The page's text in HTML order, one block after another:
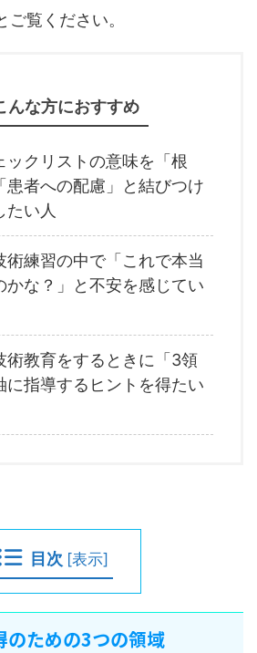
覧ください。
んな方におすすめ
ックリストの意味を「根
患者への配慮」と結びつけ
たい人
術練習の中で「これで本当
かな？」と不安を感じてい
術教育をするときに「3領
に指導するヒントを得たい
目次 [表示]
のための3つの領域